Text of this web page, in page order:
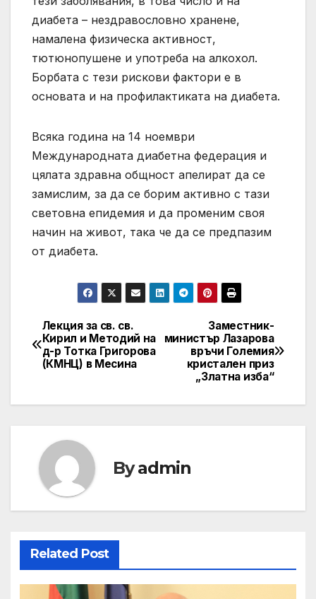
диабета – нездравословно хранене,
намалена физическа активност,
тютюнопушене и употреба на алкохол.
Борбата с тези рискови фактори е в
основата и на профилактиката на диабета.
Всяка година на 14 ноември
Международната диабетна федерация и
цялата здравна общност апелират да се
замислим, за да се борим активно с тази
световна епидемия и да променим своя
начин на живот, така че да се предпазим
от диабета.
Post
navigation
Заместник-
министър Лазарова
връчи Големия
кристален приз
„Златна изба“
Лекция за св. св.
Кирил и Методий на
д-р Тотка Григорова
(КМНЦ) в Месина
Byadmin
Related Post